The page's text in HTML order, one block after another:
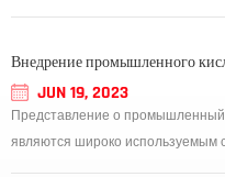
Внедрение промышленного
JUN 19, 2023
Представление о
являются широко используемым